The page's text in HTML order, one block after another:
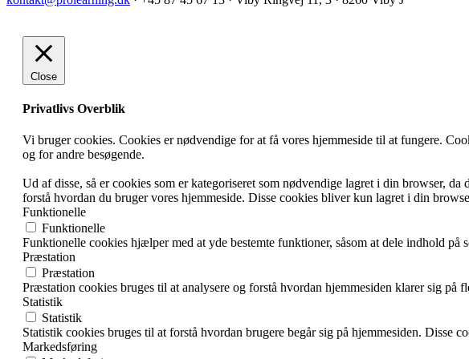
Close
Privatlivs Overblik
Vi bruger cookies. Cookies er nødvendige for at få vores hjemmeside til at fungere.
og for andre besøgende.
Ud af disse, så er cookies som er kategoriseret som nødvendige lagret i din browser,
forstå hvordan du bruger vores hjemmeside. Disse cookies bliver kun lagret i din
Funktionelle
Funktionelle
Funktionelle cookies hjælper med at yde bestemte funktioner, såsom at dele indhold på
Præstation
Præstation
Præstation cookies bruges til at analysere og forstå hvordan hjemmesiden klarer sig
Statistik
Statistik
Statistik cookies bruges til at forstå hvordan brugere begår sig på hjemmesiden. Disse
Markedsføring